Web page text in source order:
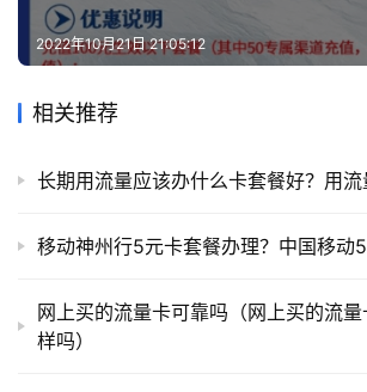
2022年10月21日 21:05:12
相关推荐
长期用流量应该办什么卡套餐好？用
移动神州行5元卡套餐办理？中国移动
网上买的流量卡可靠吗（网上买的流
样吗）